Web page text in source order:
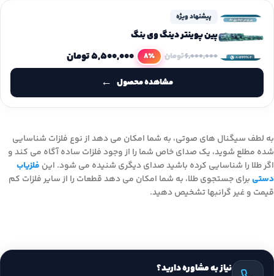
پیشنهاد ویژه
پین پوینتر دینگ وی بنگ
۶,۰۰۰,۰۰۰تومان 8٪ ۵,۵۰۰,۰۰۰تومان
مشاهده محصول
به لطف سیگنال های صوتی، به شما امکان می دهد از نوع فلزات شناسایی
شده مطلع شوید، یک صدای خاص شما را از وجود فلزات ساده آگاه می کند و
اگر طلا را شناسایی کرده باشید صدای دیگری شنیده می شود. این فلزیاب
دستیبرای جستجوی طلا، به شما امکان می دهد قطعات را از سایر فلزات کم
قیمت و غیر گرانبها تشخیص دهید.
نیاز به مشاوره دارید؟